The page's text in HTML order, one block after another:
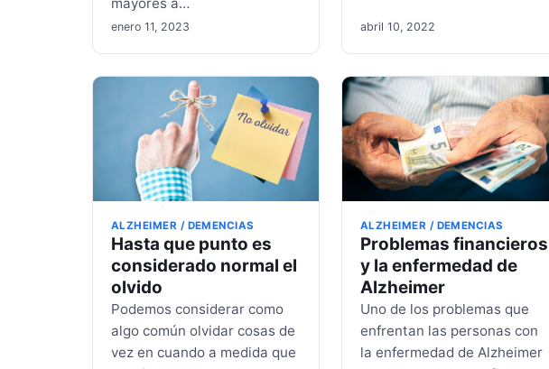
enero 11, 2023 abril 10, 2022
ALZHEIMER / DEMENCIAS
Hasta que punto es
considerado normal el
olvido
Podemos considerar como
algo común olvidar cosas de
vez en cuando a medida que
ALZHEIMER / DEMENCIAS
Problemas financieros
y la enfermedad de
Alzheimer
Uno de los problemas que
enfrentan las personas con
la enfermedad de Alzheimer